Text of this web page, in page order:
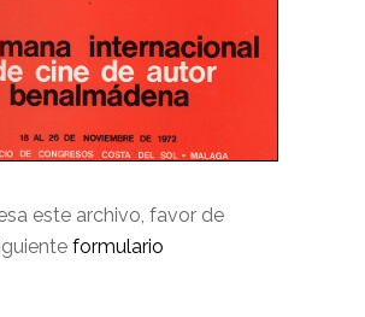
este archivo, favor de
formulario